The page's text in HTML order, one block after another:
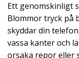
Ett genomskinligt
Blommor tryck på
skyddar din
vassa kanter och
orsaka repor eller